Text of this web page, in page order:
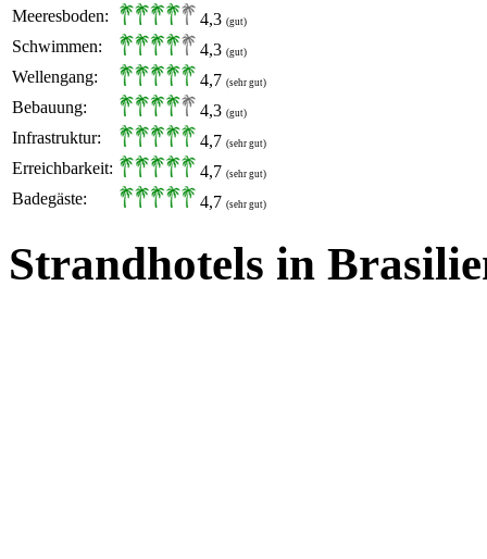
Meeresboden: 4,3 (gut)
Schwimmen: 4,3 (gut)
Wellengang: 4,7 (sehr gut)
Bebauung: 4,3 (gut)
Infrastruktur: 4,7 (sehr gut)
Erreichbarkeit: 4,7 (sehr gut)
Badegäste: 4,7 (sehr gut)
Strandhotels in